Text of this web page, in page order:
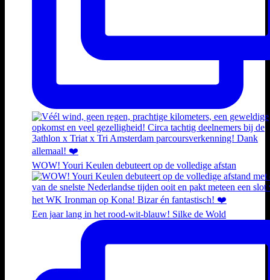
WOW! Youri Keulen debuteert op de volledige afstan
Een jaar lang in het rood-wit-blauw! Silke de Wold